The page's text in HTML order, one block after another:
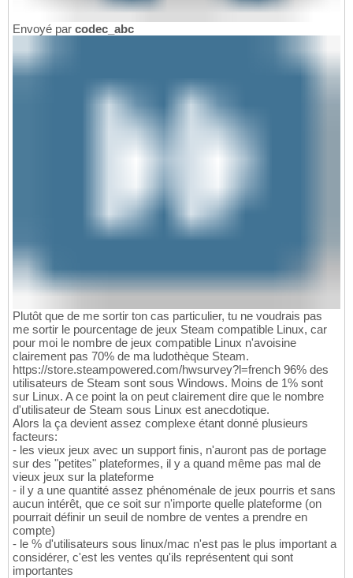
Envoyé par codec_abc
Plutôt que de me sortir ton cas particulier, tu ne voudrais pas
me sortir le pourcentage de jeux Steam compatible Linux, car
pour moi le nombre de jeux compatible Linux n'avoisine
clairement pas 70% de ma ludothèque Steam.
https://store.steampowered.com/hwsurvey?l=french 96% des
utilisateurs de Steam sont sous Windows. Moins de 1% sont
sur Linux. A ce point la on peut clairement dire que le nombre
d'utilisateur de Steam sous Linux est anecdotique.
Alors la ça devient assez complexe étant donné plusieurs
facteurs:
- les vieux jeux avec un support finis, n'auront pas de portage
sur des "petites" plateformes, il y a quand même pas mal de
vieux jeux sur la plateforme
- il y a une quantité assez phénoménale de jeux pourris et sans
aucun intérêt, que ce soit sur n'importe quelle plateforme (on
pourrait définir un seuil de nombre de ventes a prendre en
compte)
- le % d'utilisateurs sous linux/mac n'est pas le plus important a
considérer, c'est les ventes qu'ils représentent qui sont
importantes